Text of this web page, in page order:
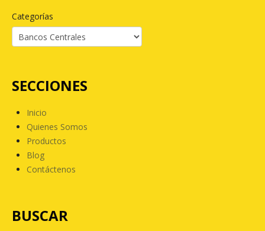
Categorías
SECCIONES
Inicio
Quienes Somos
Productos
Blog
Contáctenos
BUSCAR